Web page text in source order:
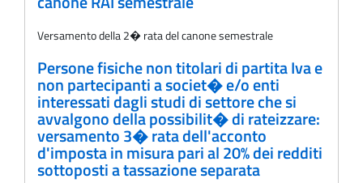
Versamento della 2� rata del canone semestrale
Persone fisiche non titolari di partita Iva e
non partecipanti a societ� e/o enti
interessati dagli studi di settore che si
avvalgono della possibilit� di rateizzare:
versamento 3� rata dell'acconto
d'imposta in misura pari al 20% dei redditi
sottoposti a tassazione separata